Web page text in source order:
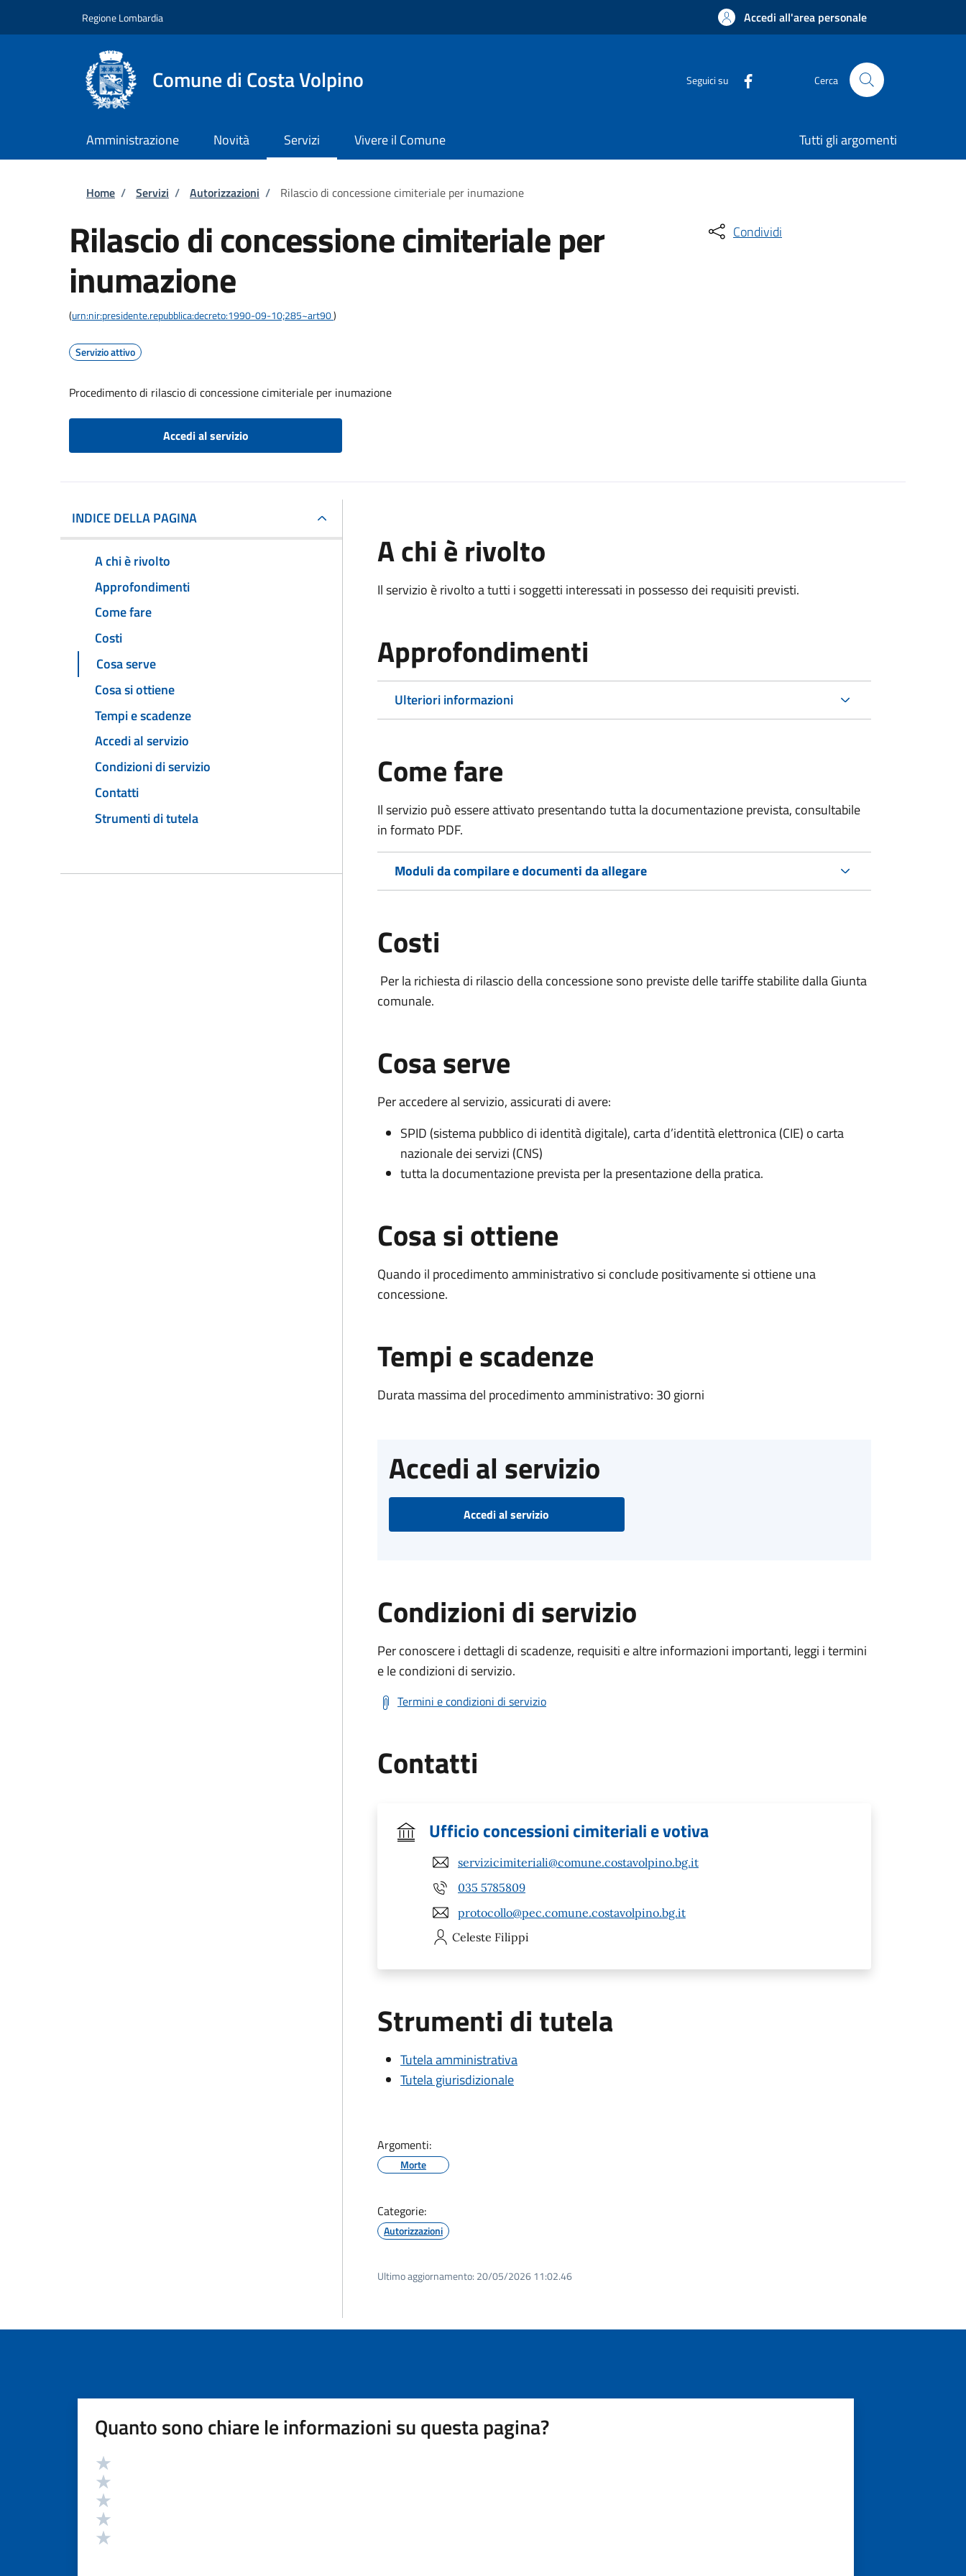
Regione Lombardia Accedi all'area personale
Comune di Costa Volpino Seguici su Cerca
Amministrazione Novità Servizi Vivere il Comune Tutti gli argomenti
Briciole di pane
Home / Servizi / Autorizzazioni / Rilascio di concessione cimiteriale per inumazione
Rilascio di concessione cimiteriale per
inumazione
(urn:nir:presidente.repubblica:decreto:1990-09-10;285~art90)
Servizio attivo
Procedimento di rilascio di concessione cimiteriale per inumazione
Accedi al servizio
Condividi
INDICE DELLA PAGINA
A chi è rivolto
Approfondimenti
Come fare
Costi
Cosa serve
Cosa si ottiene
Tempi e scadenze
Accedi al servizio
Condizioni di servizio
Contatti
Strumenti di tutela
A chi è rivolto
Il servizio è rivolto a tutti i soggetti interessati in possesso dei requisiti previsti.
Approfondimenti
Ulteriori informazioni
Come fare
Il servizio può essere attivato presentando tutta la documentazione prevista, consultabile
in formato PDF.
Moduli da compilare e documenti da allegare
Costi
Per la richiesta di rilascio della concessione sono previste delle tariffe stabilite dalla Giunta
comunale.
Cosa serve
Per accedere al servizio, assicurati di avere:
SPID (sistema pubblico di identità digitale), carta d’identità elettronica (CIE) o carta
nazionale dei servizi (CNS)
tutta la documentazione prevista per la presentazione della pratica.
Cosa si ottiene
Quando il procedimento amministrativo si conclude positivamente si ottiene una
concessione.
Tempi e scadenze
Durata massima del procedimento amministrativo: 30 giorni
Accedi al servizio
Accedi al servizio
Condizioni di servizio
Per conoscere i dettagli di scadenze, requisiti e altre informazioni importanti, leggi i termini
e le condizioni di servizio.
Termini e condizioni di servizio
Contatti
Ufficio concessioni cimiteriali e votiva
servizicimiteriali@comune.costavolpino.bg.it
035 5785809
protocollo@pec.comune.costavolpino.bg.it
Celeste Filippi
Strumenti di tutela
Tutela amministrativa
Tutela giurisdizionale
Argomenti:
Morte
Categorie:
Autorizzazioni
Ultimo aggiornamento: 20/05/2026 11:02.46
Quanto sono chiare le informazioni su questa pagina?
Valutazione